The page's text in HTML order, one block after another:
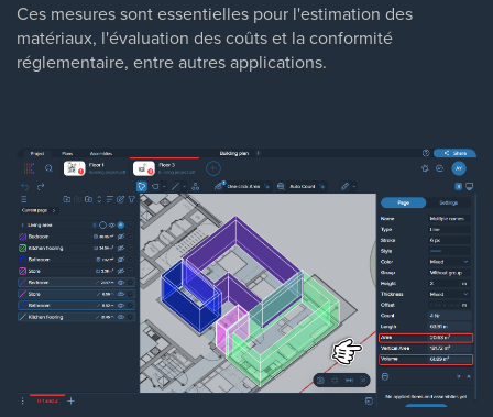
Ces mesures sont essentielles pour l'estimation des
matériaux, l'évaluation des coûts et la conformité
réglementaire, entre autres applications.